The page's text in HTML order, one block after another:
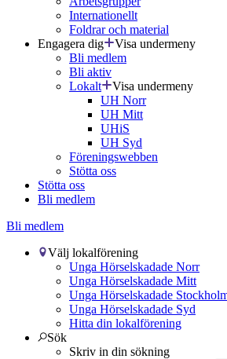
Internationellt
Foldrar och material
Engagera dig
Visa undermeny
Bli medlem
Bli aktiv
Lokalt
Visa undermeny
UH Norr
UH Mitt
UHiS
UH Syd
Föreningswebben
Stötta oss
Stötta oss
Bli medlem
Bli medlem
Välj lokalförening
Unga Hörselskadade Norr
Unga Hörselskadade Mitt
Unga Hörselskadade
Unga Hörselskadade Syd
Hitta din lokalförening
Sök
Skriv in din sökning